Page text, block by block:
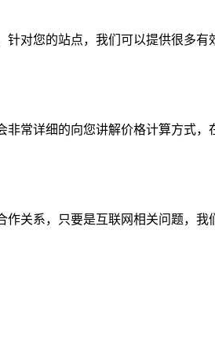
针对您的站点，我们可以提供很多
非常详细的向您讲解价格计算方式
作关系，只要是互联网相关问题，